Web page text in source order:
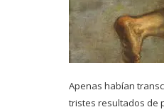
Apenas habían
tristes resultados de